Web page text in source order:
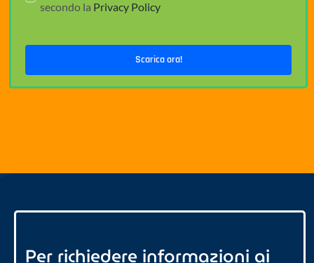
secondo la Privacy Policy
Scarica ora!
Per richiedere informazioni ai